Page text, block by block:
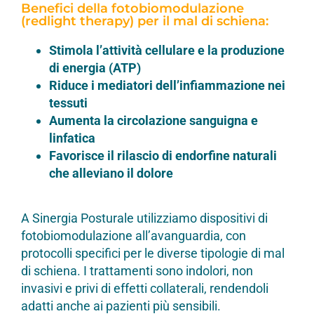
Benefici della fotobiomodulazione
(redlight therapy) per il mal di schiena:
Stimola l’attività cellulare e la produzione
di energia (ATP)
Riduce i mediatori dell’infiammazione nei
tessuti
Aumenta la circolazione sanguigna e
linfatica
Favorisce il rilascio di endorfine naturali
che alleviano il dolore
A Sinergia Posturale utilizziamo dispositivi di
fotobiomodulazione all’avanguardia, con
protocolli specifici per le diverse tipologie di mal
di schiena. I trattamenti sono indolori, non
invasivi e privi di effetti collaterali, rendendoli
adatti anche ai pazienti più sensibili.